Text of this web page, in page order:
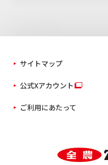
サイトマップ
公式Xアカウント
ご利用にあたって